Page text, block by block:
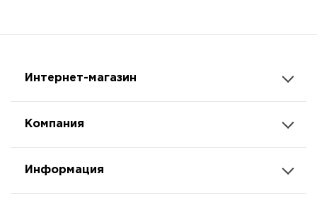
Интернет-магазин
Компания
Информация